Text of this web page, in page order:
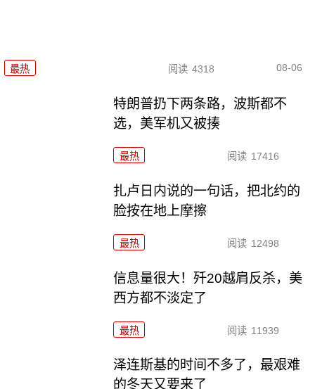
最热 阅读 4318 08-06
特朗普扔下两条路，波斯都不
选，美军机又被揍
最热 阅读 17416
扎卢日内说的一句话，把北约的
脸按在地上摩擦
最热 阅读 12498
信息量很大！歼20越肩反杀，美
西方都不淡定了
最热 阅读 11939
泽连斯基的时间不多了，最艰难
的冬天又要来了